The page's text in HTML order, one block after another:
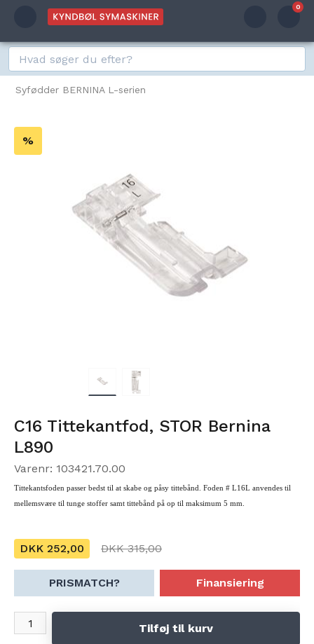
0
Syfødder BERNINA L-serien
%
C16 Tittekantfod, STOR Bernina
L890
Varenr: 103421.70.00
Tittekantsfoden passer bedst til at skabe og påsy tittebånd. Foden # L16L anvendes til
mellemsvære til tunge stoffer samt tittebånd på op til maksimum 5 mm.
DKK 252,00 DKK 315,00
PRISMATCH? Finansiering
Tilføj til kurv